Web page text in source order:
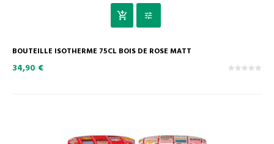
BOUTEILLE ISOTHERME 75CL BOIS DE ROSE MATT
34,90 €